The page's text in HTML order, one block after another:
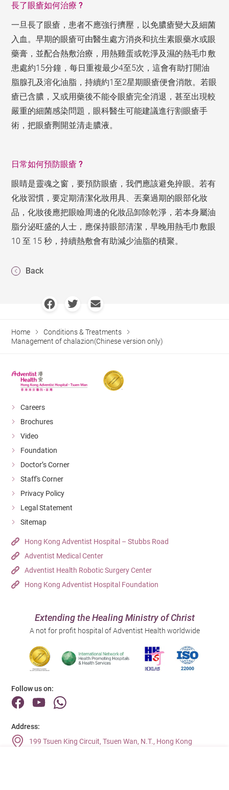
長了眼瘡如何治療 ?
一旦長了眼瘡，患者不應強行擠壓，以免膿瘡變大及細菌
入血。早期的眼瘡可由醫生處方消炎和抗生素眼藥水或眼
藥膏，並配合熱敷治療，用熱雞蛋或乾淨及濕的熱毛巾敷
患處約15分鐘，每日重複最少4至5次，這會有助打開油
脂腺孔及溶化油脂，持續約1至2星期眼瘡便會消散。若眼
瘡已含膿，又或用藥後不能令眼瘡完全消退，甚至出現較
嚴重的細菌感染問題，眼科醫生可能建議進行割眼瘡手
術，把眼瘡𠝹開並清走膿液。
日常如何預防眼瘡 ?
眼睛是靈魂之窗，要預防眼瘡，我們應該避免捽眼。若有
化妝習慣，要定期清潔化妝用具、丟棄過期的眼部化妝
品，化妝後應把眼瞼周邊的化妝品卸除乾淨，若本身屬油
脂分泌旺盛的人士，應保持眼部清潔，早晚用熱毛巾敷眼
10 至 15 秒，持續熱敷會有助減少油脂的積聚。
Back
Home
Conditions & Treatments
Management of chalazion(Chinese version only)
Careers
Brochures
Video
Foundation
Doctor’s Corner
Staff's Corner
Privacy Policy
Legal Statement
Sitemap
Hong Kong Adventist Hospital – Stubbs Road
Adventist Medical Center
Adventist Health Robotic Surgery Center
Hong Kong Adventist Hospital Foundation
Extending the Healing Ministry of Christ
A not for profit hospital of Adventist Health worldwide
Follow us on:
Address:
199 Tsuen King Circuit, Tsuen Wan, N.T., Hong Kong